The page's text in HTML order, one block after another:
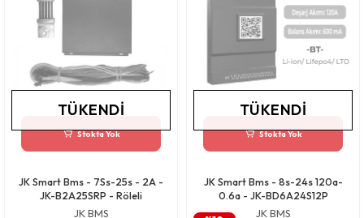
Stokta Yok
TÜKENDI
JK Smart Bms - 7Ss-25s - 2A -
JK-B2A25SRP - Röleli
JK BMS
Stokta Yok
TÜKENDI
JK Smart Bms - 8s-24s 120a-
0.6a - JK-BD6A24S12P
JK BMS